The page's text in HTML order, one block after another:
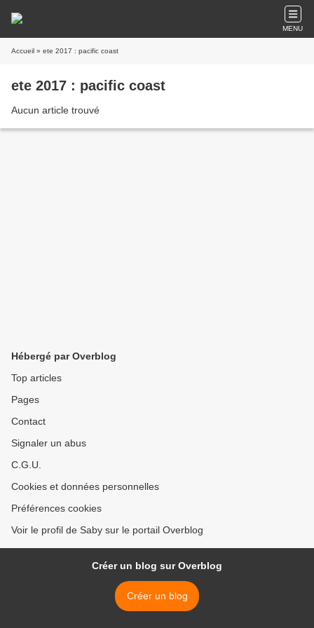
MENU
Accueil » ete 2017 : pacific coast
ete 2017 : pacific coast
Aucun article trouvé
Hébergé par Overblog
Top articles
Pages
Contact
Signaler un abus
C.G.U.
Cookies et données personnelles
Préférences cookies
Voir le profil de Saby sur le portail Overblog
Créer un blog sur Overblog
Créer un blog